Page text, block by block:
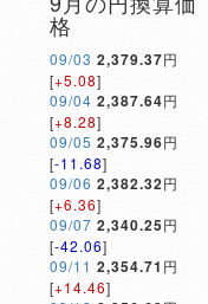
格
09/03 2,379.37円
[+5.08]
09/04 2,387.64円
[+8.28]
09/05 2,375.96円
[-11.68]
09/06 2,382.32円
[+6.36]
09/07 2,340.25円
[-42.06]
09/11 2,354.71 円
[+14.46]